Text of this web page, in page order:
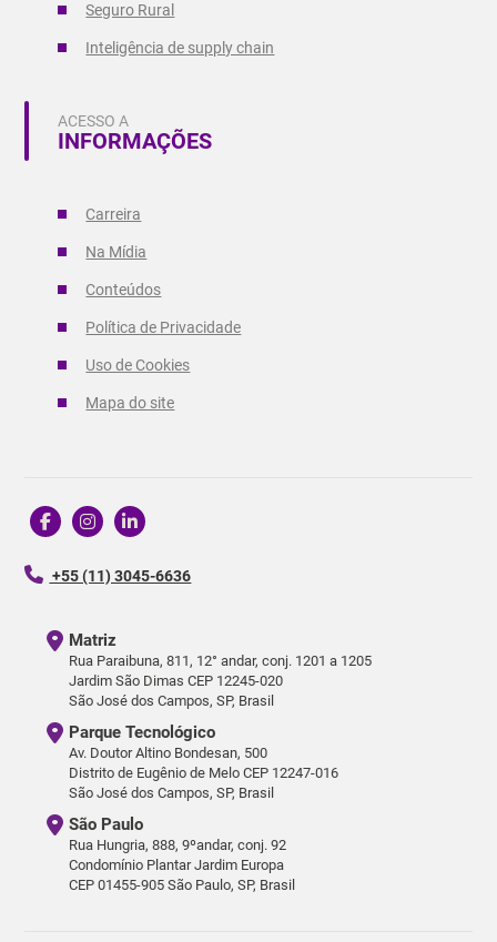
Seguro Rural
Inteligência de supply chain
ACESSO A
INFORMAÇÕES
Carreira
Na Mídia
Conteúdos
Política de Privacidade
Uso de Cookies
Mapa do site
+55 (11) 3045-6636
Matriz
Rua Paraibuna, 811, 12° andar, conj. 1201 a 1205
Jardim São Dimas CEP 12245-020
São José dos Campos, SP, Brasil
São Paulo
Rua Hungria, 888, 9ºandar, conj. 92
Condomínio Plantar Jardim Europa
CEP 01455-905 São Paulo, SP, Brasil
Parque Tecnológico
Av. Doutor Altino Bondesan, 500
Distrito de Eugênio de Melo CEP 12247-016
São José dos Campos, SP, Brasil